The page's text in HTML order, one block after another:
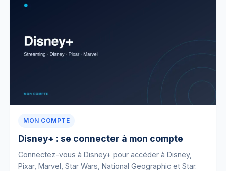
MON COMPTE
Disney+ : se connecter à mon compte
Connectez-vous à Disney+ pour accéder à Disney,
Pixar, Marvel, Star Wars, National Geographic et Star.